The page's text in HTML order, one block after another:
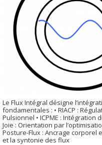
Le Flux Intégral désigne
fondamentales : • RIACP :
Pulsionnel • ICPME : Intégration
Joie : Orientation par
Posture-Flux : Ancrage
et la syntonie des flux